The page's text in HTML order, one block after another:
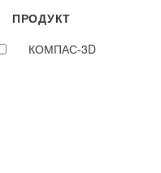
ПРОДУКТ
КОМПАС-3D